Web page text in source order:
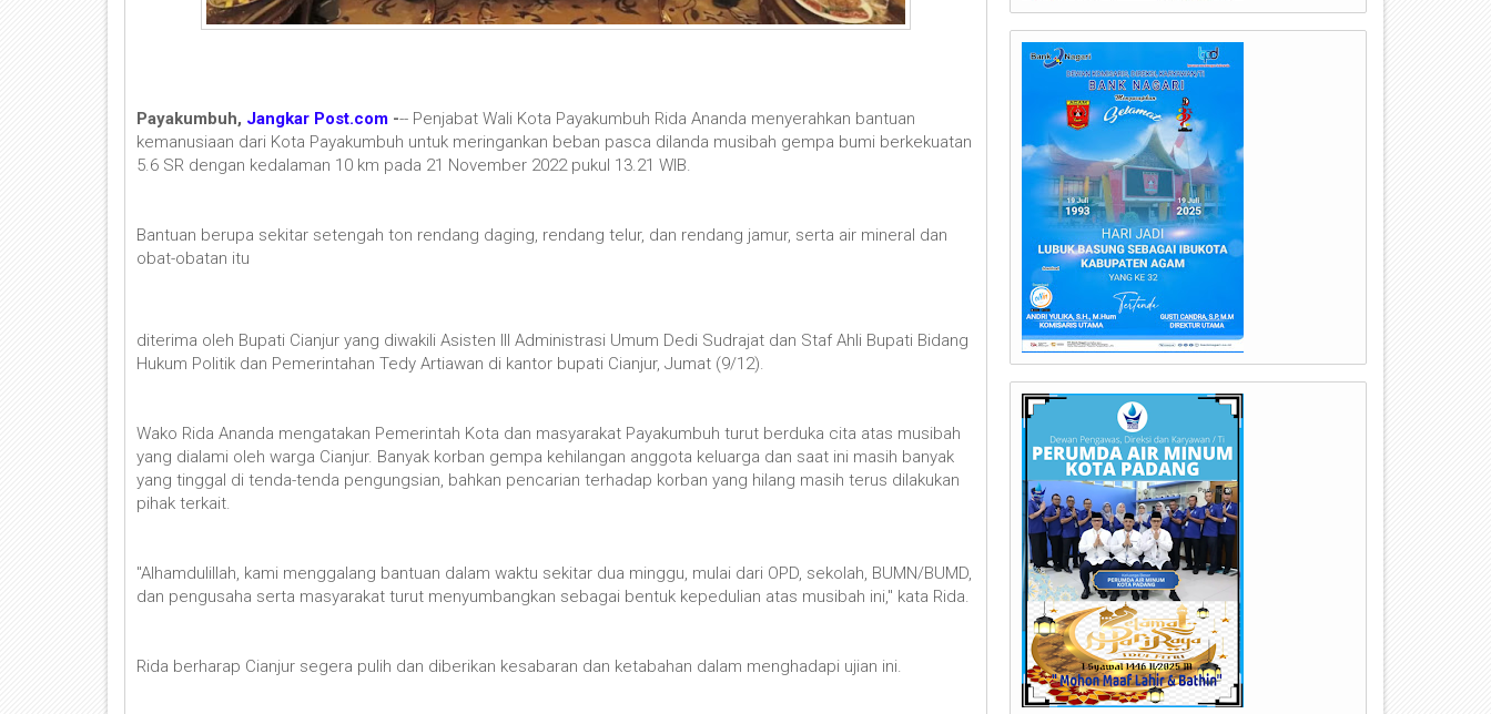
Payakumbuh, Jangkar Post.com --- Penjabat Wali Kota Payakumbuh Rida Ananda menyerahkan bantuan
kemanusiaan dari Kota Payakumbuh untuk meringankan beban pasca dilanda musibah gempa bumi berkekuatan
5.6 SR dengan kedalaman 10 km pada 21 November 2022 pukul 13.21 WIB.
Bantuan berupa sekitar setengah ton rendang daging, rendang telur, dan rendang jamur, serta air mineral dan
obat-obatan itu
diterima oleh Bupati Cianjur yang diwakili Asisten III Administrasi Umum Dedi Sudrajat dan Staf Ahli Bupati Bidang
Hukum Politik dan Pemerintahan Tedy Artiawan di kantor bupati Cianjur, Jumat (9/12).
Wako Rida Ananda mengatakan Pemerintah Kota dan masyarakat Payakumbuh turut berduka cita atas musibah
yang dialami oleh warga Cianjur. Banyak korban gempa kehilangan anggota keluarga dan saat ini masih banyak
yang tinggal di tenda-tenda pengungsian, bahkan pencarian terhadap korban yang hilang masih terus dilakukan
pihak terkait.
"Alhamdulillah, kami menggalang bantuan dalam waktu sekitar dua minggu, mulai dari OPD, sekolah, BUMN/BUMD,
dan pengusaha serta masyarakat turut menyumbangkan sebagai bentuk kepedulian atas musibah ini," kata Rida.
Rida berharap Cianjur segera pulih dan diberikan kesabaran dan ketabahan dalam menghadapi ujian ini.